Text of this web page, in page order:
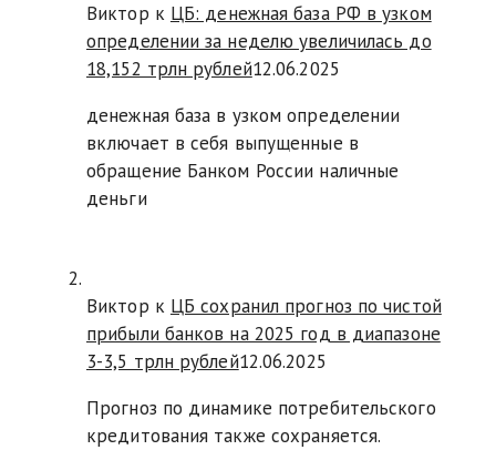
Виктор к ЦБ: денежная база РФ в узком
определении за неделю увеличилась до
18,152 трлн рублей12.06.2025
денежная база в узком определении
включает в себя выпущенные в
обращение Банком России наличные
деньги
Виктор к ЦБ сохранил прогноз по чистой
прибыли банков на 2025 год в диапазоне
3-3,5 трлн рублей12.06.2025
Прогноз по динамике потребительского
кредитования также сохраняется.